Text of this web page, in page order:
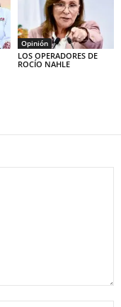
Opinión
LOS OPERADORES DE
ROCÍO NAHLE